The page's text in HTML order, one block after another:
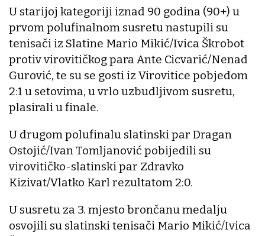
U starijoj kategoriji iznad 90 godina (90+) u
prvom polufinalnom susretu nastupili su
tenisači iz Slatine Mario Mikić/Ivica Škrobot
protiv virovitičkog para Ante Cicvarić/Nenad
Gurović, te su se gosti iz Virovitice pobjedom
2:1 u setovima, u vrlo uzbudljivom susretu,
plasirali u finale.
U drugom polufinalu slatinski par Dragan
Ostojić/Ivan Tomljanović pobijedili su
virovitičko-slatinski par Zdravko
Kizivat/Vlatko Karl rezultatom 2:0.
U susretu za 3. mjesto brončanu medalju
osvojili su slatinski tenisači Mario Mikić/Ivica